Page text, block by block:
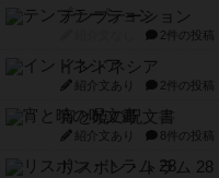
テンプテーション
2件の投稿
インドネシア
紹介文あり 2件の投稿
宵と暁の呪文書
紹介文あり 8件の投稿
リスボン・トラム 28